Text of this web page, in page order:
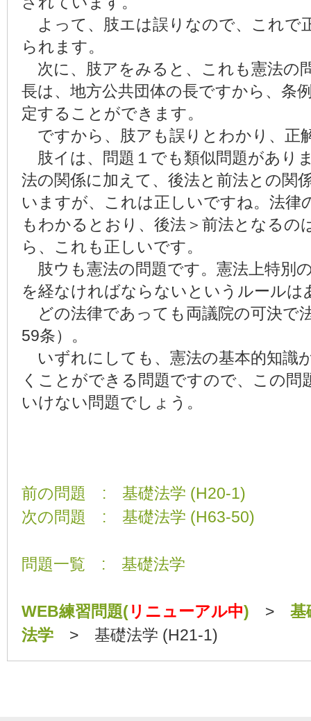
よって、肢エは誤りなので、これで
られます。
次に、肢アをみると、これも憲法の
長は、地方公共団体の長ですから、条
定することができます。
ですから、肢アも誤りとわかり、正
肢イは、問題１でも類似問題があり
法の関係に加えて、後法と前法との関
いますが、これは正しいですね。法律
もわかるとおり、後法＞前法となるの
ら、これも正しいです。
肢ウも憲法の問題です。憲法上特別
を経なければならないというルールは
どの法律であっても両議院の可決で
59条）。
いずれにしても、憲法の基本的知識
くことができる問題ですので、この問
いけない問題でしょう。
前の問題 : 基礎法学 (H20-1)
次の問題 : 基礎法学 (H63-50)
問題一覧 : 基礎法学
WEB練習問題(リニューアル中) > 基
法学 > 基礎法学 (H21-1)